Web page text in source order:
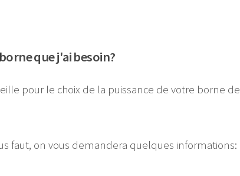
que j'ai besoin?
pour le choix de la puissance de votre borne de
faut, on vous demandera quelques informations: